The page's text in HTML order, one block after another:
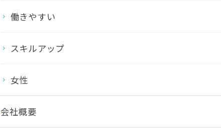
働きやすい
スキルアップ
女性
会社概要